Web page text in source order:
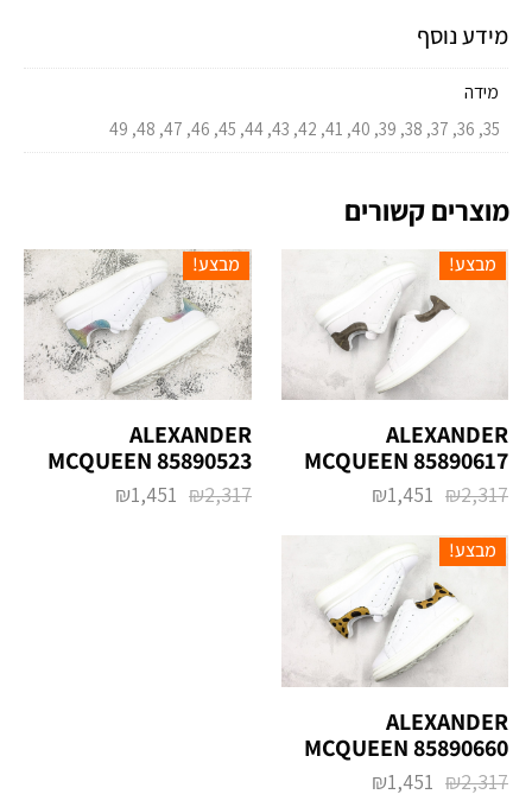
מידע נוסף
מידה
35, 36, 37, 38, 39, 40, 41, 42, 43, 44, 45, 46, 47, 48, 49
מוצרים קשורים
מבצע!
ALEXANDER
MCQUEEN 85890617
₪2,317
₪1,451
מבצע!
ALEXANDER
MCQUEEN 85890523
₪2,317
₪1,451
מבצע!
ALEXANDER
MCQUEEN 85890660
₪2,317
₪1,451